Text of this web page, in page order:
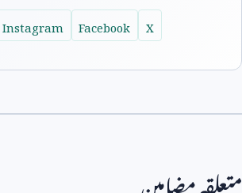
X
Facebook
Instagram
متعلقہ مضامین